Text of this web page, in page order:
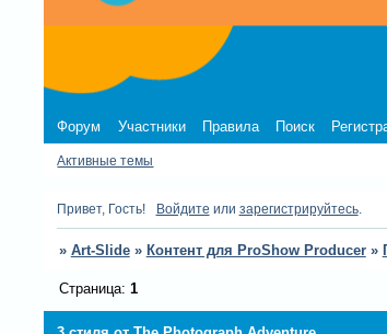
Форум Участники Правила Поиск
Активные темы
Привет, Гость! Войдите или зарегистрируйтесь.
» Art-Slide » Контент для ProShow Producer »
Страница: 1